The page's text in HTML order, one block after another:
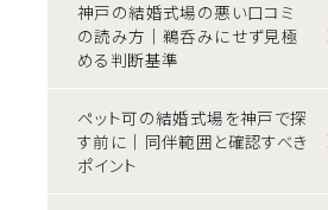
神戸の結婚式場の悪い口コミ
の読み方｜鵜呑みにせず見極
める判断基準
ペット可の結婚式場を神戸で探
す前に｜同伴範囲と確認すべき
ポイント